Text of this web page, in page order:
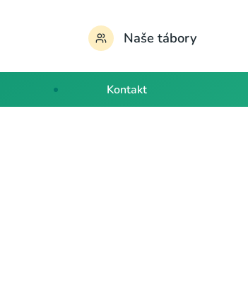
Naše tábory
Kontakt